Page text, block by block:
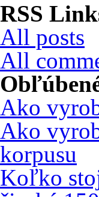
RSS
All posts
All
Ako
Ako
korpusu
Koľko